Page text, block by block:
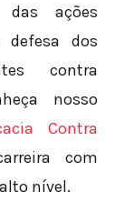
ações
dos
contra
nosso
Contra
com
nível.